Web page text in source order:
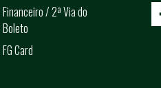
Financeiro / 2ª Via do
Boleto
FG Card